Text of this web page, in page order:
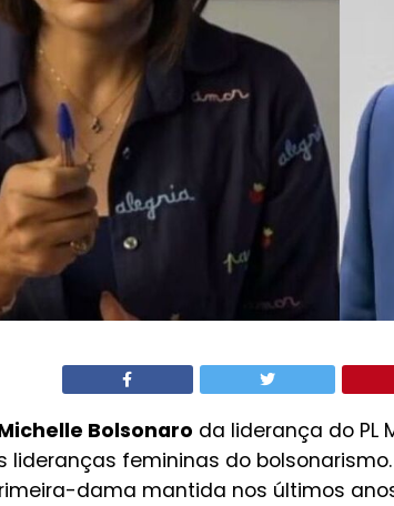
Bolsonaro da liderança do PL
lideranças femininas do
dama mantida nos últimos